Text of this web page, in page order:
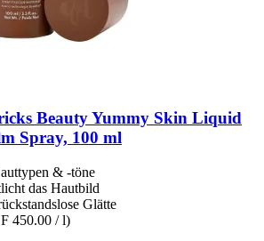
BeautyYummy Skin Liquid
Spray, 100 ml
& -töne
das Hautbild
Glätte
450.00 / l)